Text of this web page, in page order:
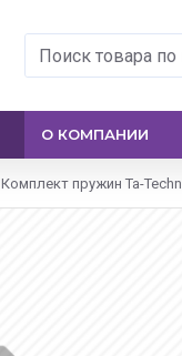
О КОМПАНИИ
Комплект пружин Ta-